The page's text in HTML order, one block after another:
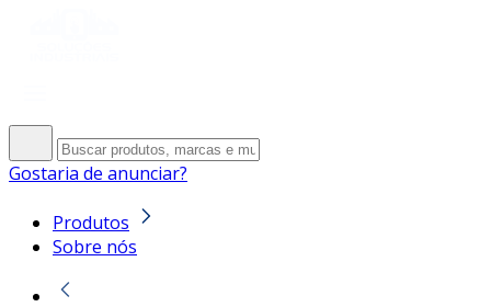
Gostaria de anunciar?
Produtos
Sobre nós